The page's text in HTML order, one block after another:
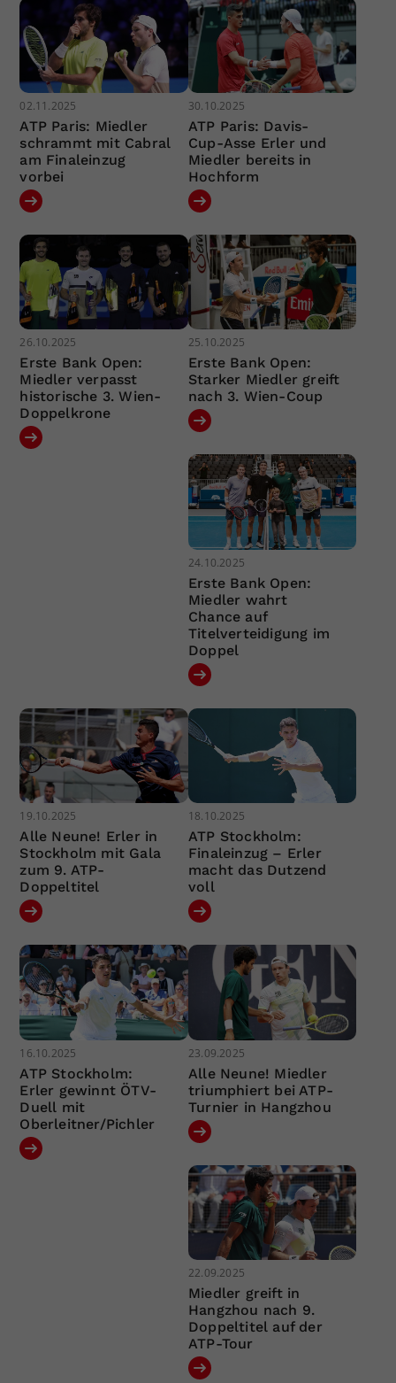
02.11.2025
ATP Paris: Miedler
schrammt mit Cabral
am Finaleinzug
vorbei
30.10.2025
ATP Paris: Davis-
Cup-Asse Erler und
Miedler bereits in
Hochform
26.10.2025
Erste Bank Open:
Miedler verpasst
historische 3. Wien-
Doppelkrone
25.10.2025
Erste Bank Open:
Starker Miedler greift
nach 3. Wien-Coup
24.10.2025
Erste Bank Open:
Miedler wahrt
Chance auf
Titelverteidigung im
Doppel
19.10.2025
Alle Neune! Erler in
Stockholm mit Gala
zum 9. ATP-
Doppeltitel
18.10.2025
ATP Stockholm:
Finaleinzug – Erler
macht das Dutzend
voll
16.10.2025
ATP Stockholm:
Erler gewinnt ÖTV-
Duell mit
Oberleitner/Pichler
23.09.2025
Alle Neune! Miedler
triumphiert bei ATP-
Turnier in Hangzhou
22.09.2025
Miedler greift in
Hangzhou nach 9.
Doppeltitel auf der
ATP-Tour